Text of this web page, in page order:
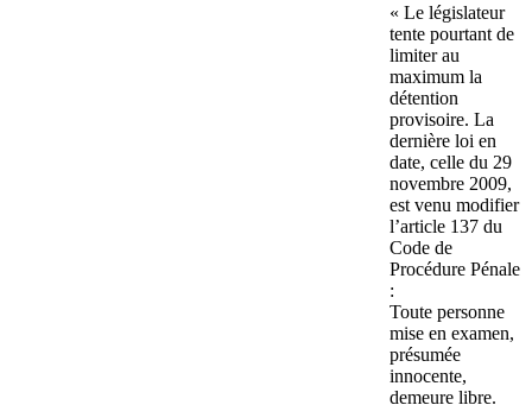
« Le législateur
tente pourtant de
limiter au
maximum la
détention
provisoire. La
dernière loi en
date, celle du 29
novembre 2009,
est venu modifier
l’article 137 du
Code de
Procédure Pénale
:
Toute personne
mise en examen,
présumée
innocente,
demeure libre.